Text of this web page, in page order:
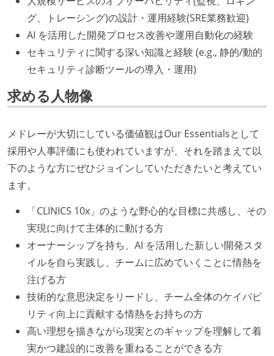
グ、トレーシング)の設計・運用経験(SRE業務歓迎)
AI を活用した開発プロセス改善や運用自動化の経験
セキュリティに関する深い知識と経験 (e.g., 静的/動的
セキュリティ診断ツールの導入・運用)
求める人物像
メドレーが大切にしている価値観はOur Essentialsとして
採用や人事評価にも使われていますが、それを踏まえて以
下のような方にぜひジョインしていただきたいと考えてい
ます。
「CLINICS 10x」のような野心的な目標に共感し、その
実現に向けて主体的に動ける方
オーナーシップを持ち、AI を活用した新しい開発スタ
イルを自ら実践し、チームに広めていくことに情熱を
注げる方
技術的な意思決定をリードし、チーム全体のケイパビ
リティ向上に貢献する情熱をお持ちの方
高い理想を描きながら現実とのギャップを理解して着
実かつ建設的に改善を重ねることができる方